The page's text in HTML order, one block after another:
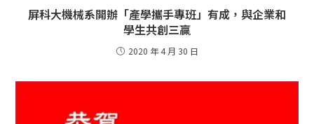
屏科大機械系開辦「產學攜手專班」有成，與企業和
學生共創三贏
2020 年 4 月 30 日